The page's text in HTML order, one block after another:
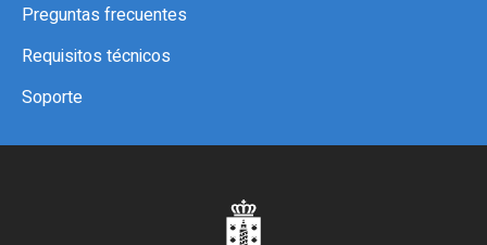
Preguntas frecuentes
Requisitos técnicos
Soporte